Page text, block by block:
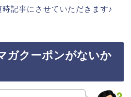
記事にさせていただきます♪
ガクーポンがないか